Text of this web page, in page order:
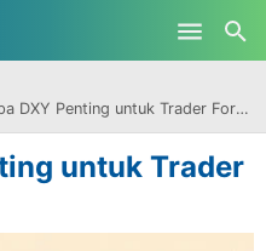
content
DXY Penting untuk Trader Forex?
untuk Trader